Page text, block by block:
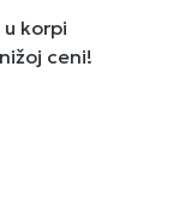
korpi
ceni!